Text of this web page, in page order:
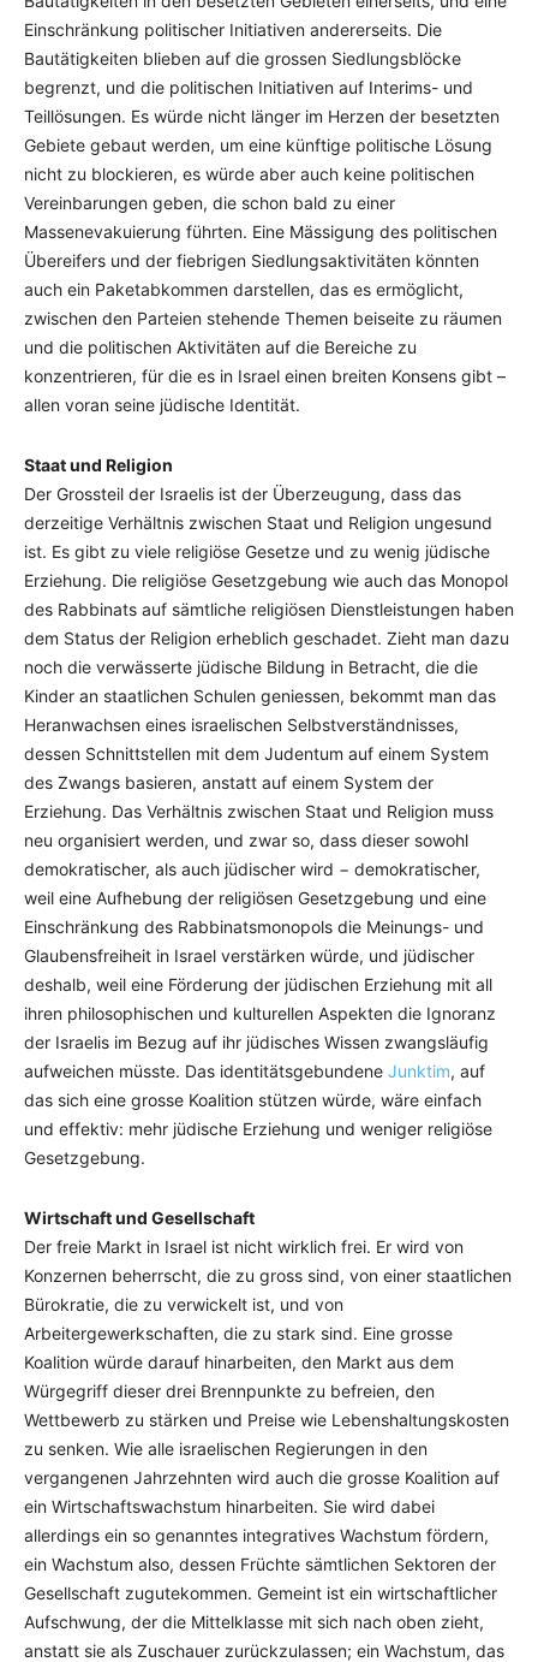
Einschränkung politischer Initiativen andererseits. Die
Bautätigkeiten blieben auf die grossen Siedlungsblöcke
begrenzt, und die politischen Initiativen auf Interims- und
Teillösungen. Es würde nicht länger im Herzen der besetzten
Gebiete gebaut werden, um eine künftige politische Lösung
nicht zu blockieren, es würde aber auch keine politischen
Vereinbarungen geben, die schon bald zu einer
Massenevakuierung führten. Eine Mässigung des politischen
Übereifers und der fiebrigen Siedlungsaktivitäten könnten
auch ein Paketabkommen darstellen, das es ermöglicht,
zwischen den Parteien stehende Themen beiseite zu räumen
und die politischen Aktivitäten auf die Bereiche zu
konzentrieren, für die es in Israel einen breiten Konsens gibt –
allen voran seine jüdische Identität.
Staat und Religion
Der Grossteil der Israelis ist der Überzeugung, dass das
derzeitige Verhältnis zwischen Staat und Religion ungesund
ist. Es gibt zu viele religiöse Gesetze und zu wenig jüdische
Erziehung. Die religiöse Gesetzgebung wie auch das Monopol
des Rabbinats auf sämtliche religiösen Dienstleistungen haben
dem Status der Religion erheblich geschadet. Zieht man dazu
noch die verwässerte jüdische Bildung in Betracht, die die
Kinder an staatlichen Schulen geniessen, bekommt man das
Heranwachsen eines israelischen Selbstverständnisses,
dessen Schnittstellen mit dem Judentum auf einem System
des Zwangs basieren, anstatt auf einem System der
Erziehung. Das Verhältnis zwischen Staat und Religion muss
neu organisiert werden, und zwar so, dass dieser sowohl
demokratischer, als auch jüdischer wird − demokratischer,
weil eine Aufhebung der religiösen Gesetzgebung und eine
Einschränkung des Rabbinatsmonopols die Meinungs- und
Glaubensfreiheit in Israel verstärken würde, und jüdischer
deshalb, weil eine Förderung der jüdischen Erziehung mit all
ihren philosophischen und kulturellen Aspekten die Ignoranz
der Israelis im Bezug auf ihr jüdisches Wissen zwangsläufig
aufweichen müsste. Das identitätsgebundene Junktim, auf
das sich eine grosse Koalition stützen würde, wäre einfach
und effektiv: mehr jüdische Erziehung und weniger religiöse
Gesetzgebung.
Wirtschaft und Gesellschaft
Der freie Markt in Israel ist nicht wirklich frei. Er wird von
Konzernen beherrscht, die zu gross sind, von einer staatlichen
Bürokratie, die zu verwickelt ist, und von
Arbeitergewerkschaften, die zu stark sind. Eine grosse
Koalition würde darauf hinarbeiten, den Markt aus dem
Würgegriff dieser drei Brennpunkte zu befreien, den
Wettbewerb zu stärken und Preise wie Lebenshaltungskosten
zu senken. Wie alle israelischen Regierungen in den
vergangenen Jahrzehnten wird auch die grosse Koalition auf
ein Wirtschaftswachstum hinarbeiten. Sie wird dabei
allerdings ein so genanntes integratives Wachstum fördern,
ein Wachstum also, dessen Früchte sämtlichen Sektoren der
Gesellschaft zugutekommen. Gemeint ist ein wirtschaftlicher
Aufschwung, der die Mittelklasse mit sich nach oben zieht,
anstatt sie als Zuschauer zurückzulassen; ein Wachstum, das